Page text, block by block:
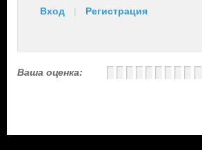
Вход | Регистрация
Ваша оценка: